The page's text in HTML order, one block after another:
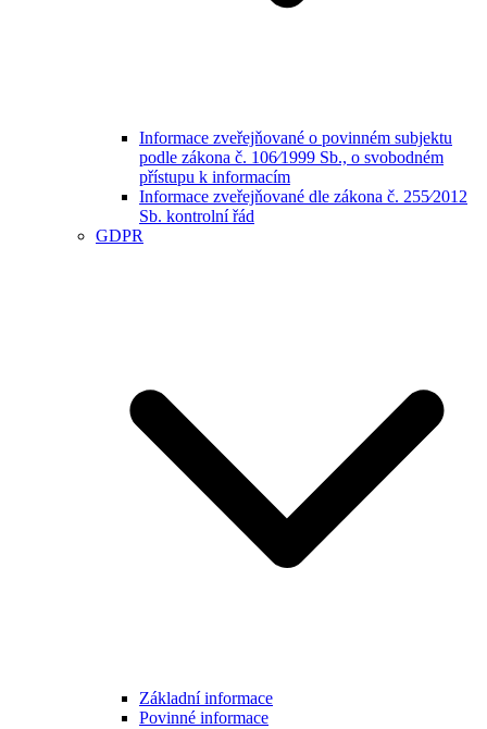
Informace zveřejňované o povinném subjektu
podle zákona č. 106⁄1999 Sb., o svobodném
přístupu k informacím
Informace zveřejňované dle zákona č. 255⁄2012
Sb. kontrolní řád
GDPR
Základní informace
Povinné informace